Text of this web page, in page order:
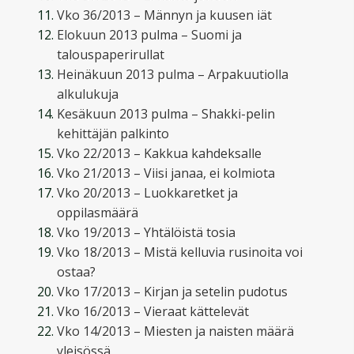
Vko 36/2013 – Männyn ja kuusen iät
Elokuun 2013 pulma – Suomi ja
talouspaperirullat
Heinäkuun 2013 pulma – Arpakuutiolla
alkulukuja
Kesäkuun 2013 pulma – Shakki-pelin
kehittäjän palkinto
Vko 22/2013 – Kakkua kahdeksalle
Vko 21/2013 – Viisi janaa, ei kolmiota
Vko 20/2013 – Luokkaretket ja
oppilasmäärä
Vko 19/2013 – Yhtälöistä tosia
Vko 18/2013 – Mistä kelluvia rusinoita voi
ostaa?
Vko 17/2013 – Kirjan ja setelin pudotus
Vko 16/2013 – Vieraat kättelevät
Vko 14/2013 – Miesten ja naisten määrä